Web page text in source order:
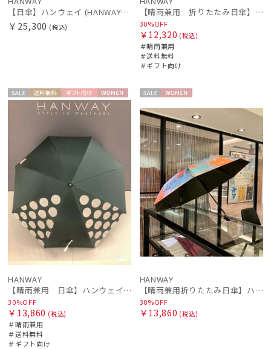
絞り込み
レディース メンズ キッズ
カテゴリー
ブランド
【日傘】ハンウェイ (HANWAY) Pシエスタ 白ラミネート ナチュラルカラー 長傘 オールウェザー 遮光 竹手元 晴雨兼用 UV 日本製
￥25,300 (税込)
【晴雨兼用 折りたたみ日傘】ハンウェイ（ＨＡＮＷＡＹ）Eyelashes frill（アイラッシュ・フリル）
30%OFF
￥12,320 (税込)
＃晴雨兼用
＃送料無料
＃ギフト向け
セー 送料無 ギフト
向け
WOME
N
HANWAY
【晴雨兼用 日傘】ハンウェイ（ＨＡＮＷＡＹ）Angela（アンジェラ）
30%OFF
￥13,860 (税込)
＃晴雨兼用
＃送料無料
＃ギフト向け
ル
N
HANWAY
【晴雨兼用折りたたみ日傘】ハンウェイ (HANWAY) Vintage rendezvous（ヴィンテージ・ランデブー）暑さ対策、紫外線対策、親骨：51～55cm 雨の日OK 遮光 UV
30%OFF
￥13,860 (税込)